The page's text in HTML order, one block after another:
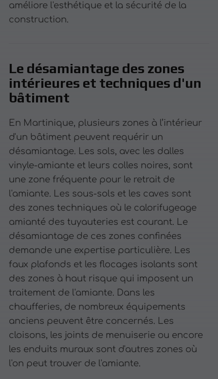
améliore l'esthétique et la sécurité de la
construction.
Le désamiantage des zones
intérieures et techniques d'un
bâtiment
En Martinique, plusieurs zones à l’intérieur
d'un bâtiment peuvent requérir un
désamiantage. Les sols, avec les dalles
vinyle-amiante et leurs colles noires, sont
une zone fréquente pour le retrait de
l'amiante. Les sous-sols et les caves sont
des zones techniques où le calorifugeage
amianté des tuyauteries est courant. Le
désamiantage de ces zones confinées
demande une expertise particulière. Les
faux plafonds et les flocages isolants sont
des zones à haut risque qui imposent un
traitement de l'amiante. Dans les
chaufferies, de nombreux équipements
anciens peuvent être concernés. Les
cloisons, les joints de menuiserie ou encore
les enduits muraux sont d'autres zones où
l'on peut trouver de l'amiante.